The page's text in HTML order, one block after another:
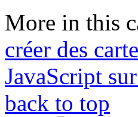
More in this
créer des
JavaScript
back to top